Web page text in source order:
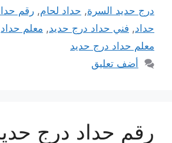
درج حديد السرة, حداد لحام, رقم
حداد, فني حداد درج حديد, معلم حداد
معلم حداد درج حديد
أضف تعليق
رقم حداد درج